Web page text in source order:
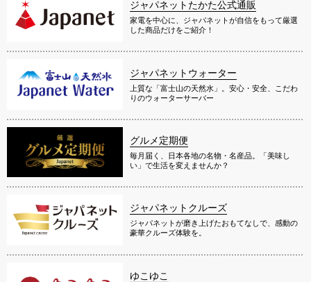
ジャパネットたかた公式通販
家電を中心に、ジャパネットが自信をもって厳選
した商品だけをご紹介！
ジャパネットウォーター
上質な「富士山の天然水」。安心・安全、こだわ
りのウォーターサーバー
グルメ定期便
毎月届く、日本各地の名物・名産品。「美味し
い」で生活を変えませんか？
ジャパネットクルーズ
ジャパネットが磨き上げたおもてなしで、感動の
豪華クルーズ体験を。
ゆこゆこ